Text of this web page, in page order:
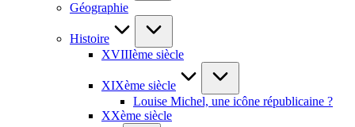
Géographie
Histoire
XVIIIème siècle
XIXème siècle
Louise Michel, une icône républicaine ?
XXème siècle